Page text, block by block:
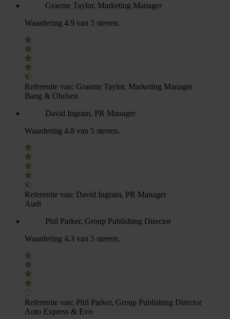
Graeme Taylor, Marketing Manager
Waardering 4.9 van 5 sterren.
Referentie van: Graeme Taylor, Marketing Manager
Bang & Olufsen
David Ingram, PR Manager
Waardering 4.8 van 5 sterren.
Referentie van: David Ingram, PR Manager
Audi
Phil Parker, Group Publishing Director
Waardering 4.3 van 5 sterren.
Referentie van: Phil Parker, Group Publishing Director
Auto Express & Evo